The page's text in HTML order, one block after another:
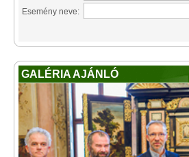
Esemény neve:
GALÉRIA AJÁNLÓ